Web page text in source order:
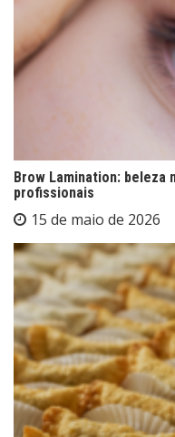
Brow Lamination: beleza
profissionais
15 de maio de 2026